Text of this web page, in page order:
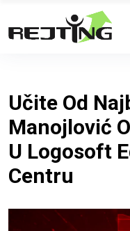
Učite Od
Manojlović
U Logosoft
Centru